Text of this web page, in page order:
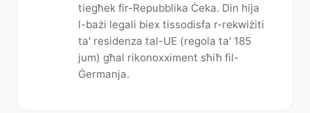
tiegħek fir-Repubblika Ċeka. Din hija
l-bażi legali biex tissodisfa r-rekwiżiti
ta' residenza tal-UE (regola ta' 185
jum) għal rikonoxximent sħiħ fil-
Ġermanja.